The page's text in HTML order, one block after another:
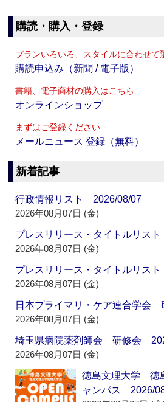
購読・購入・登録
プランいろいろ、スタイルに合わせて
購読申込み（新聞 / 電子版）
書籍、電子商材の購入はこちら
オンラインショップ
まずはご登録ください
メールニュース 登録（無料）
新着記事
行政情報リスト 2026/08/07
2026年08月07日 (金)
プレスリリース・タイトルリス
2026年08月07日 (金)
プレスリリース・タイトルリス
2026年08月07日 (金)
日本プライマリ・ケア連合学
2026年08月07日 (金)
埼玉県病院薬剤師会 研修会
2026年08月07日 (金)
徳島文理大学 徳
ャンパス 2026/